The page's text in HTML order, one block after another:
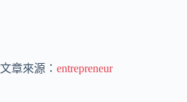
文章來源： entrepreneur